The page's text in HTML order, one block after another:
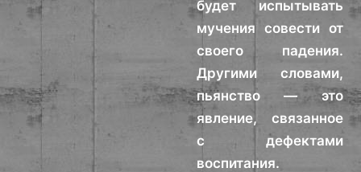
будет испытывать
мучения совести от
своего падения.
Другими словами,
пьянство — это
явление, связанное
с дефектами
воспитания.